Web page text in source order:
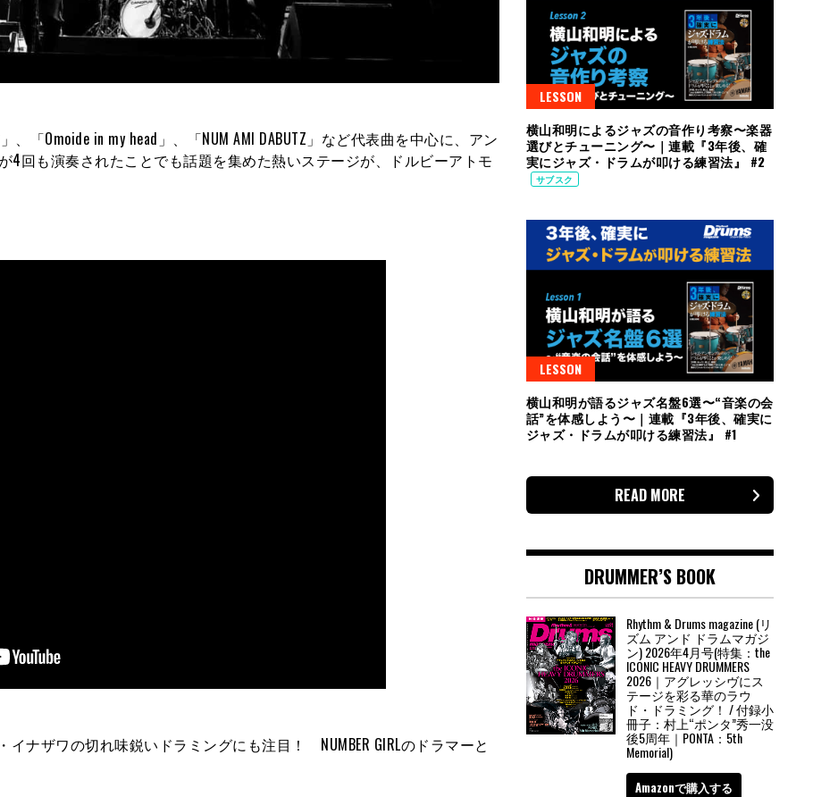
「Omoide in my head」、「NUM AMI DABUTZ」など代表曲を中心に、アン
4回も演奏されたことでも話題を集めた熱いステージが、ドルビーアトモ
ナザワの切れ味鋭いドラミングにも注目！ NUMBER GIRLのドラマーと
LESSON
横山和明によるジャズの音作り考察〜楽器
選びとチューニング〜｜連載『3年後、確
実にジャズ・ドラムが叩ける練習法』 #2
サブスク
LESSON
横山和明が語るジャズ名盤6選〜“音楽の会
話”を体感しよう〜｜連載『3年後、確実に
ジャズ・ドラムが叩ける練習法』 #1
READ MORE
DRUMMER’S BOOK
Rhythm & Drums magazine (リ
ズム アンド ドラムマガジ
ン) 2026年4月号(特集：the
ICONIC HEAVY DRUMMERS
2026｜アグレッシヴにス
テージを彩る華のラウ
ド・ドラミング！ / 付録小
冊子：村上“ポンタ”秀一没
後5周年｜PONTA：5th
Memorial)
Amazonで購入する